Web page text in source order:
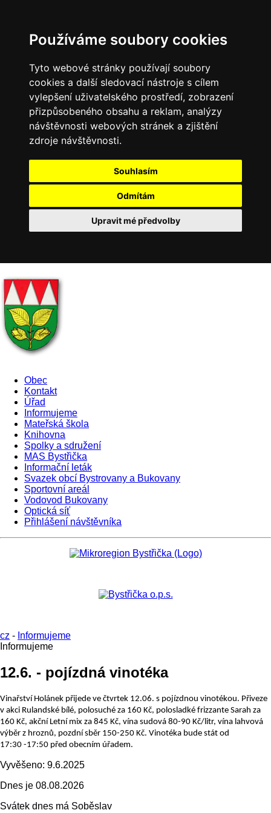
Používáme soubory cookies
Tyto webové stránky používají soubory
cookies a další sledovací nástroje s cílem
vylepšení uživatelského prostředí, zobrazení
přizpůsobeného obsahu a reklam, analýzy
návštěvnosti webových stránek a zjištění
zdroje návštěvnosti.
Souhlasím
Odmítám
Upravit mé předvolby
Obec
Kontakt
Úřad
Informujeme
Mateřská škola
Knihovna
Spolky a sdružení
MAS Bystřička
Informační leták
Svazek obcí Bystrovany a Bukovany
Sportovní areál
Vodovod Bukovany
Optická síť
Přihlášení návštěvníka
cz - Informujeme
Informujeme
12.6. - pojízdná vinotéka
Vinařství Holánek přijede ve čtvrtek 12.06. s pojízdnou vinotékou. Přiveze
v akci Rulandské bílé, polosuché za 160 Kč, polosladké frizzante Sarah za
160 Kč, akční Letní mix za 845 Kč, vína sudová 80-90 Kč/litr, vína lahvová
výběr z hroznů, pozdní sběr 150-250 Kč. Vinotéka bude stát od
17:30 -17:50 před obecním úřadem.
Vyvěšeno: 9.6.2025
Dnes je 08.08.2026
Svátek dnes má Soběslav